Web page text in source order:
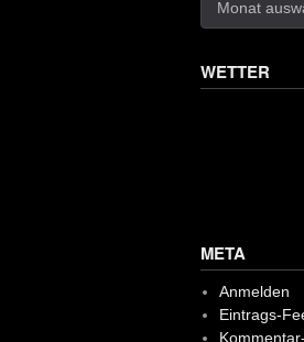
WETTER
META
Anmelden
Eintrags-